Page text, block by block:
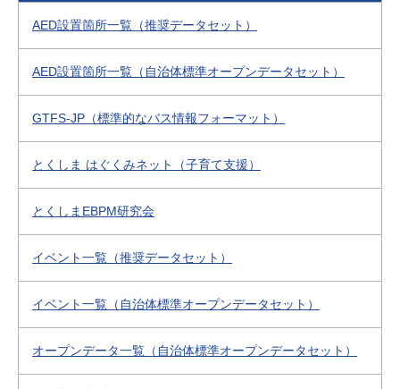
AED設置箇所一覧（推奨データセット）
AED設置箇所一覧（自治体標準オープンデータセット）
GTFS-JP（標準的なバス情報フォーマット）
とくしま はぐくみネット（子育て支援）
とくしまEBPM研究会
イベント一覧（推奨データセット）
イベント一覧（自治体標準オープンデータセット）
オープンデータ一覧（自治体標準オープンデータセット）